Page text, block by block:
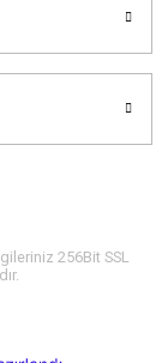
256Bit SSL